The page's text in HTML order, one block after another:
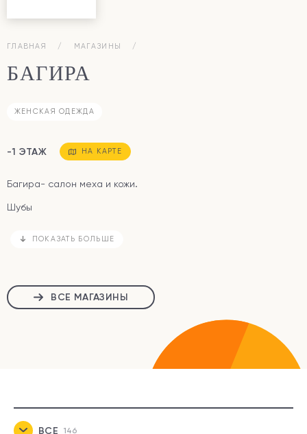
ГЛАВНАЯ МАГАЗИНЫ
БАГИРА
ЖЕНСКАЯ ОДЕЖДА
-1 ЭТАЖ НА КАРТЕ
Багира- салон меха и кожи.
Шубы
ПОКАЗАТЬ БОЛЬШЕ
ВСЕ МАГАЗИНЫ
ВСЕ 146